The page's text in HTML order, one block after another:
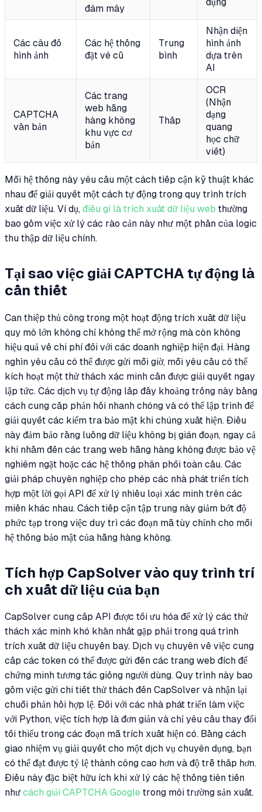
đám mây
Các câu đố
hình ảnh
Các hệ thống
đặt vé cũ
Trung
bình
Nhận diện
hình ảnh
dựa trên
AI
CAPTCHA
văn bản
Các trang
web hãng
hàng không
khu vực cơ
bản
Thấp
OCR
(Nhận
dạng
quang
học chữ
viết)
Mỗi hệ thống này yêu cầu một cách tiếp cận kỹ thuật khác
nhau để giải quyết một cách tự động trong quy trình trích
xuất dữ liệu. Ví dụ, điều gì là trích xuất dữ liệu web thường
bao gồm việc xử lý các rào cản này như một phần của logic
thu thập dữ liệu chính.
Tại sao việc giải CAPTCHA tự động là
cần thiết
Can thiệp thủ công trong một hoạt động trích xuất dữ liệu
quy mô lớn không chỉ không thể mở rộng mà còn không
hiệu quả về chi phí đối với các doanh nghiệp hiện đại. Hàng
nghìn yêu cầu có thể được gửi mỗi giờ, mỗi yêu cầu có thể
kích hoạt một thử thách xác minh cần được giải quyết ngay
lập tức. Các dịch vụ tự động lấp đầy khoảng trống này bằng
cách cung cấp phản hồi nhanh chóng và có thể lập trình để
giải quyết các kiểm tra bảo mật khi chúng xuất hiện. Điều
này đảm bảo rằng luồng dữ liệu không bị gián đoạn, ngay cả
khi nhắm đến các trang web hãng hàng không được bảo vệ
nghiêm ngặt hoặc các hệ thống phân phối toàn cầu. Các
giải pháp chuyên nghiệp cho phép các nhà phát triển tích
hợp một lời gọi API để xử lý nhiều loại xác minh trên các
miền khác nhau. Cách tiếp cận tập trung này giảm bớt độ
phức tạp trong việc duy trì các đoạn mã tùy chỉnh cho mỗi
hệ thống bảo mật của hãng hàng không.
Tích hợp CapSolver vào quy trình trí
ch xuất dữ liệu của bạn
CapSolver cung cấp API được tối ưu hóa để xử lý các thử
thách xác minh khó khăn nhất gặp phải trong quá trình
trích xuất dữ liệu chuyến bay. Dịch vụ chuyên về việc cung
cấp các token có thể được gửi đến các trang web đích để
chứng minh tương tác giống người dùng. Quy trình này bao
gồm việc gửi chi tiết thử thách đến CapSolver và nhận lại
chuỗi phản hồi hợp lệ. Đối với các nhà phát triển làm việc
với Python, việc tích hợp là đơn giản và chỉ yêu cầu thay đổi
tối thiểu trong các đoạn mã trích xuất hiện có. Bằng cách
giao nhiệm vụ giải quyết cho một dịch vụ chuyên dụng, bạn
có thể đạt được tỷ lệ thành công cao hơn và độ trễ thấp hơn.
Điều này đặc biệt hữu ích khi xử lý các hệ thống tiên tiến
như cách giải CAPTCHA Google trong môi trường sản xuất.